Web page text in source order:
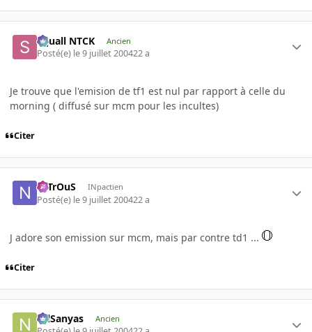
Squall NTCK Ancien
Posté(e) le 9 juillet 200422 a
Je trouve que l'emision de tf1 est nul par rapport à celle du
morning ( diffusé sur mcm pour les incultes)
Citer
NiTrOuS INpactien
Posté(e) le 9 juillet 200422 a
J adore son emission sur mcm, mais par contre td1 ...
Citer
NilSanyas Ancien